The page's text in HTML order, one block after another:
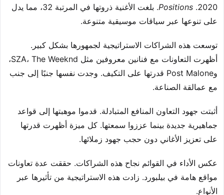
2020.
Positions
. بلغت الأغنية ذروتها في المرتبة 32، مما يدل
على تنوعها عبر سياقات موسيقية متنوعة.
توسعت هذه الشراكات الاستراتيجية لجمهورها بشكل كبير.
أظهرت التعاونات مع فنانين معروفين مثل SZA، The Weeknd،
وPost Malone قدرتها على التكيف. وجدت نفسها جنبًا إلى جنب
مع عمالقة الصناعة.
أثبتت جهود التعاون المنافع المتبادلة. قدموا موهبتها إلى قواعد
جماهيرية جديدة بينما عززوا سمعتها. كل ميزة أظهرت قدرتها
على تعزيز الأغاني دون حجب جهود زملائها.
عكس الأداء في القوائم نجاح هذه الشراكات. حققت عدة تعاونات
مواقع هامة في بيلبورد. زادت هذه الاستراتيجية من تأثيرها عبر
الأنواع.